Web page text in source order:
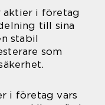
aktier i företag
till sina
stabil
som
i företag vars